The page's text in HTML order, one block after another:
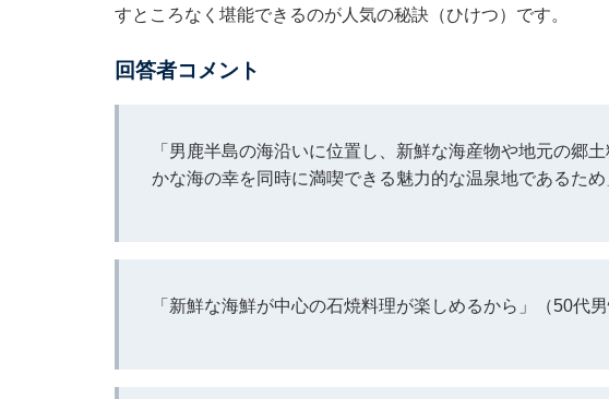
すところなく堪能できるのが人気の秘訣（ひけつ）です。
回答者コメント
「男鹿半島の海沿いに位置し、新鮮な海産物や地元の郷
かな海の幸を同時に満喫できる魅力的な温泉地であるため
「新鮮な海鮮が中心の石焼料理が楽しめるから」（50代男